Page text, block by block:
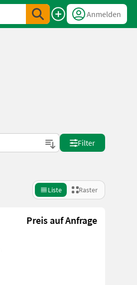
Anmelden
Filter
Liste Raster
Preis auf Anfrage